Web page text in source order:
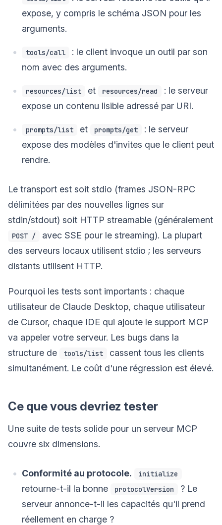
expose, y compris le schéma JSON pour les
arguments.
tools/call
: le client invoque un outil par son
nom avec des arguments.
resources/list et resources/read
: le serveur
expose un contenu lisible adressé par URI.
prompts/list et prompts/get
: le serveur
expose des modèles d'invites que le client peut
rendre.
Le transport est soit stdio (frames JSON-RPC
délimitées par des nouvelles lignes sur
stdin/stdout) soit HTTP streamable (généralement
POST /
avec SSE pour le streaming). La plupart
des serveurs locaux utilisent stdio ; les serveurs
distants utilisent HTTP.
Pourquoi les tests sont importants : chaque
utilisateur de Claude Desktop, chaque utilisateur
de Cursor, chaque IDE qui ajoute le support MCP
va appeler votre serveur. Les bugs dans la
structure de
tools/list
cassent tous les clients
simultanément. Le coût d'une régression est élevé.
Ce que vous devriez tester
Une suite de tests solide pour un serveur MCP
couvre six dimensions.
Conformité au protocole. initialize
retourne-t-il la bonne protocolVersion
? Le
serveur annonce-t-il les capacités qu'il prend
réellement en charge ?